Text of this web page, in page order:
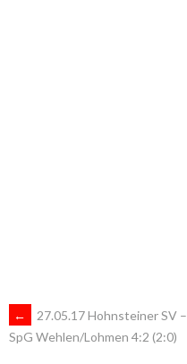
ARTIKEL-
←
27.05.17 Hohnsteiner SV –
SpG Wehlen/Lohmen 4:2 (2:0)